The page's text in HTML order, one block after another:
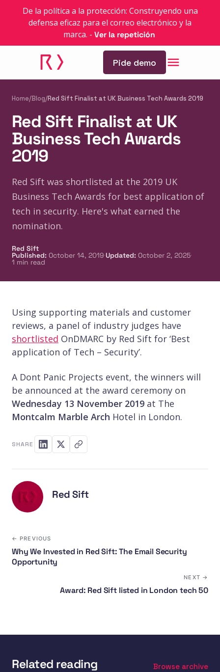
De la política a la protección: Construyendo una
defensa eficaz para el correo electrónico y la
marca. - Ver la repetición
Pide demo
Home/Blog/Red Sift Finalist at UK Business Tech Awards 2019
Red Sift Finalist at UK
Business Tech Awards
2019
Red Sift was shortlisted at the 2019 UK
Business Tech Awards for best application of
tech in security. Here's what earned the
nomination.
Red Sift
Published: October 14, 2019·Updated: October 2, 2025·
1 min read
Using supporting materials and customer
reviews, a panel of industry judges have
shortlisted OnDMARC by Red Sift for ‘Best
application of Tech – Security’.
A Dont Panic Projects event, the winners will
be announced at the award ceremony on
Wednesday 13 November 2019 at The
Montcalm Marble Arch Hotel in London.
SHARE
Red Sift
← PREVIOUS
Why We Invested in Red Sift: The Email Security
Opportunity
NEXT →
Award: Red Sift listed in London tech 50
Related reading Browse archive